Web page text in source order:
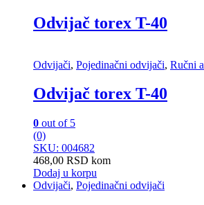
Odvijač torex T-40
Odvijači, Pojedinačni odvijači, Ručni
Odvijač torex T-40
0 out of 5
(0)
SKU: 004682
468,00 RSD kom
Dodaj u korpu
Odvijači, Pojedinačni odvijači